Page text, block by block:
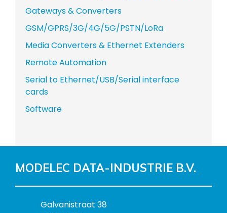
Gateways & Converters
GSM/GPRS/3G/4G/5G/PSTN/LoRa
Media Converters & Ethernet Extenders
Remote Automation
Serial to Ethernet/USB/Serial interface
cards
Software
MODELEC DATA-INDUSTRIE B.V.
B
Galvanistraat 38